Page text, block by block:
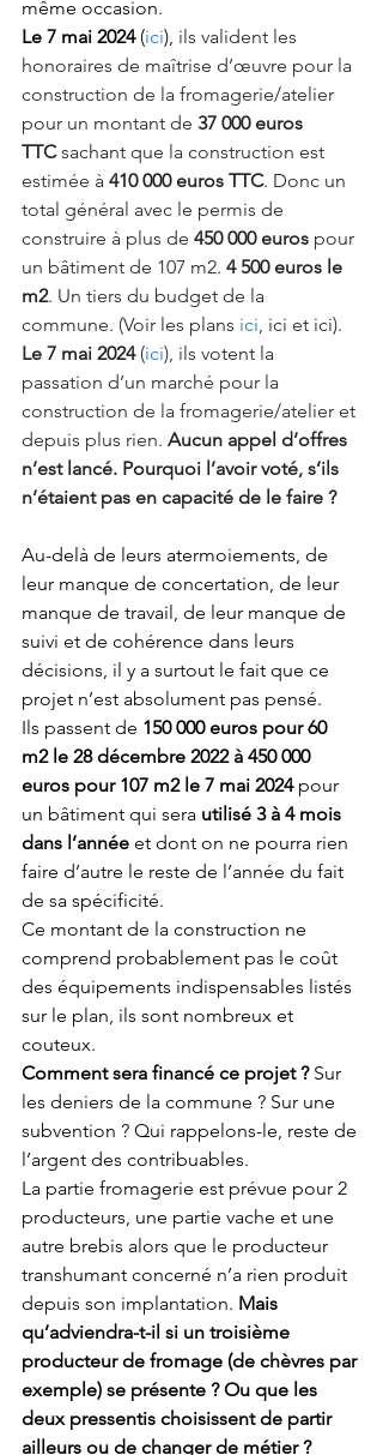
même occasion.
Le 7 mai 2024 (ici), ils valident les
honoraires de maîtrise d’œuvre pour la
construction de la fromagerie/atelier
pour un montant de 37 000 euros
TTC sachant que la construction est
estimée à 410 000 euros TTC. Donc un
total général avec le permis de
construire à plus de 450 000 euros pour
un bâtiment de 107 m2. 4 500 euros le
m2. Un tiers du budget de la
commune. (Voir les plans ici ici et ici).
Le 7 mai 2024 (ici), ils votent la
passation d’un marché pour la
construction de la fromagerie/atelier et
depuis plus rien. Aucun appel d’offres
n’est lancé. Pourquoi l’avoir voté, s’ils
n’étaient pas en capacité de le faire ?
Au-delà de leurs atermoiements, de
leur manque de concertation, de leur
manque de travail, de leur manque de
suivi et de cohérence dans leurs
décisions, il y a surtout le fait que ce
projet n’est absolument pas pensé.
Ils passent de 150 000 euros pour 60
m2 le 28 décembre 2022 à 450 000
euros pour 107 m2 le 7 mai 2024 pour
un bâtiment qui sera utilisé 3 à 4 mois
dans l’année et dont on ne pourra rien
faire d’autre le reste de l’année du fait
de sa spécificité.
Ce montant de la construction ne
comprend probablement pas le coût
des équipements indispensables listés
sur le plan, ils sont nombreux et
couteux.
Comment sera financé ce projet ? Sur
les deniers de la commune ? Sur une
subvention ? Qui rappelons-le, reste de
l’argent des contribuables.
La partie fromagerie est prévue pour 2
producteurs, une partie vache et une
autre brebis alors que le producteur
transhumant concerné n’a rien produit
depuis son implantation. Mais
qu’adviendra-t-il si un troisième
producteur de fromage (de chèvres par
exemple) se présente ? Ou que les
deux pressentis choisissent de partir
ailleurs ou de changer de métier ?